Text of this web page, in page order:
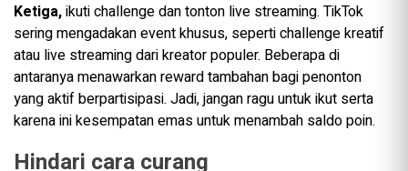
Ketiga,ikuti challenge dan tonton live streaming. TikTok
sering mengadakan event khusus, seperti challenge kreatif
atau live streaming dari kreator populer. Beberapa di
antaranya menawarkan reward tambahan bagi penonton
yang aktif berpartisipasi. Jadi, jangan ragu untuk ikut serta
karena ini kesempatan emas untuk menambah saldo poin.
Hindari cara curang